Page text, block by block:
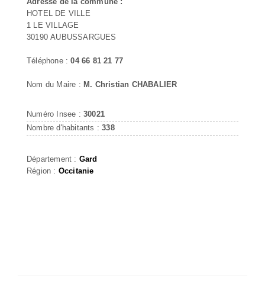
HOTEL DE VILLE
1 LE VILLAGE
30190 AUBUSSARGUES
Téléphone :04 66 81 21 77
Nom du Maire : M. Christian CHABALIER
Numéro Insee : 30021
Nombre d'habitants :338
Département : Gard
Région : Occitanie